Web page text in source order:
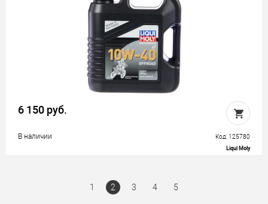
6 150 руб.
В наличии Код: 125780
Liqui Moly
1 2 3 4 5